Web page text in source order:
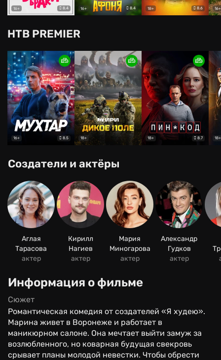
16+ 8.4 16+ 8.4 18+ 8.6 16+
НТВ PREMIER
16+ 8.5 18+ 18+ 8.7 18+
Создатели и актёры
Аглая
Тарасова
актер
Кирилл
Нагиев
актер
Мария
Миногарова
актер
Александр
Гудков
актер
Информация о фильме
Сюжет
Романтическая комедия от создателей «Я худею».
Марина живет в Воронеже и работает в
маникюрном салоне. Она мечтает выйти замуж за
возлюбленного, но коварная будущая свекровь
срывает планы молодой невестки. Чтобы обрести